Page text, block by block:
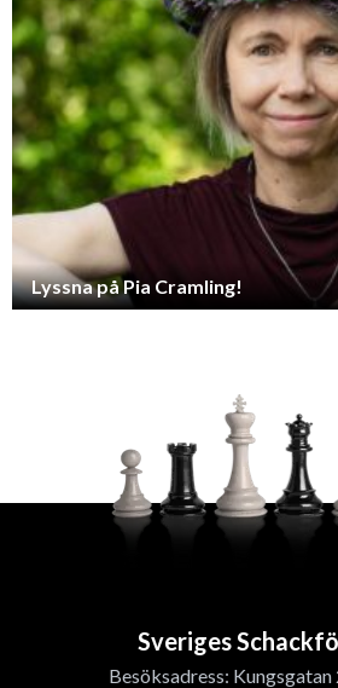
Lyssna på Pia Cramling!
Sveriges
Besöksadress: Kungsgatan